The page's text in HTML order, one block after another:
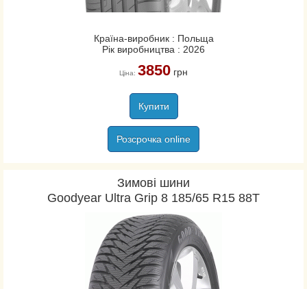
Країна-виробник : Польща
Рік виробництва : 2026
Ціна: 3850грн
Купити
Розсрочка online
Зимові шини
Goodyear Ultra Grip 8 185/65 R15 88T